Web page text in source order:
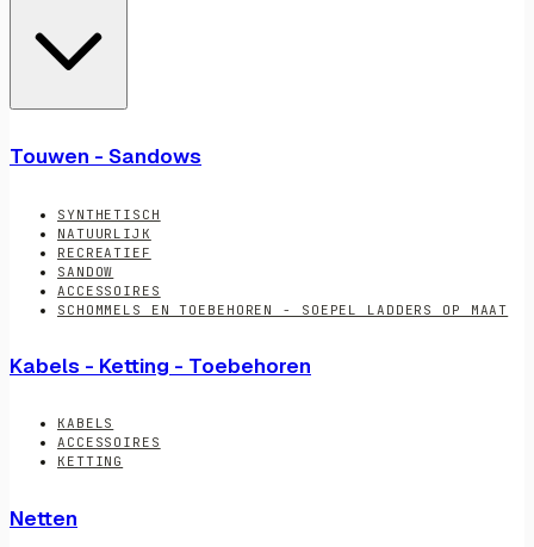
Touwen - Sandows
SYNTHETISCH
NATUURLIJK
RECREATIEF
SANDOW
ACCESSOIRES
SCHOMMELS EN TOEBEHOREN - SOEPEL LADDERS OP MAAT
Kabels - Ketting - Toebehoren
KABELS
ACCESSOIRES
KETTING
Netten